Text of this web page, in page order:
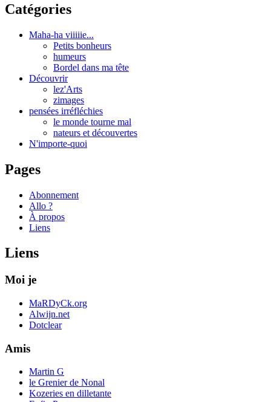
Catégories
Maha-ha viiiiie...
Petits bonheurs
humeurs
Bordel dans ma tête
Découvrir
lez'Arts
zimages
pensées irréfléchies
le monde tourne mal
nateurs et découvertes
N'importe-quoi
Pages
Abonnement
Allo ?
À propos
Liens
Liens
Moi je
MaRDyCk.org
Alwijn.net
Dotclear
Amis
Martin G
le Grenier de Nonal
Kozeries en dilletante